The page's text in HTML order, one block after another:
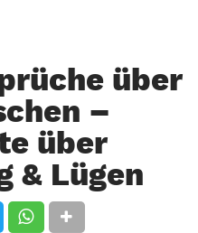
über
–
über
& Lügen